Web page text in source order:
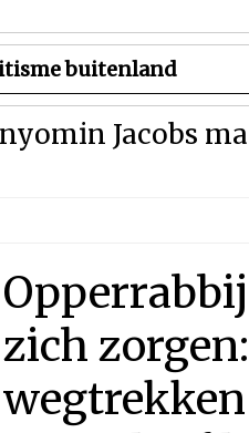
buitenland
Jacobs
zich